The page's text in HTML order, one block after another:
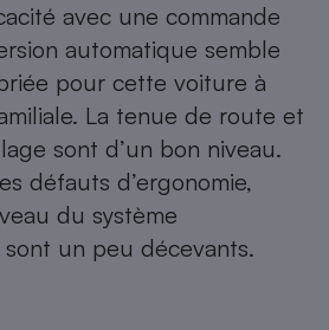
avec une commande
automatique semble
pour cette voiture à
La tenue de route et
sont d’un bon niveau.
défauts d’ergonomie,
du système
un peu décevants.